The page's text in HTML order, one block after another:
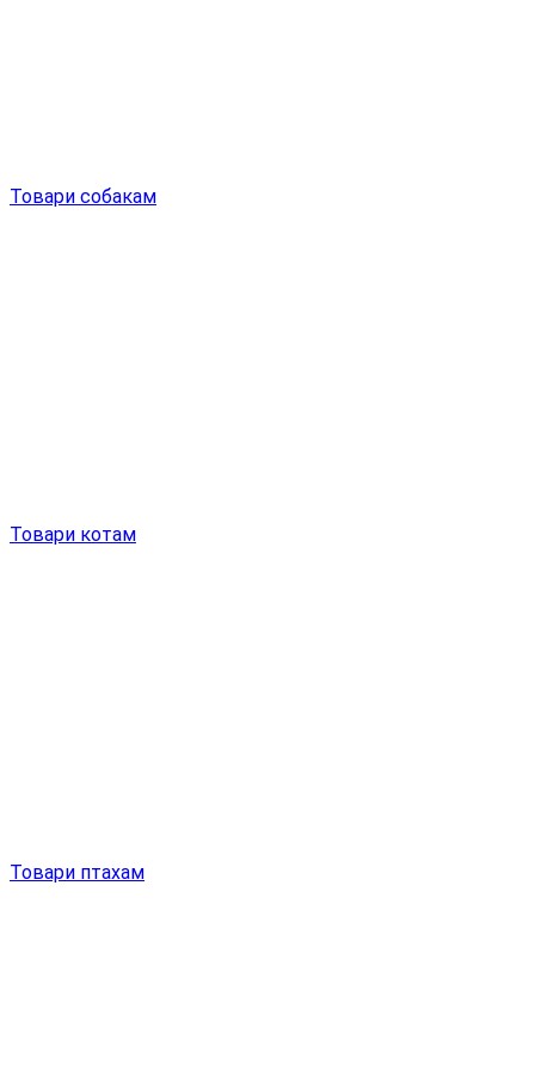
Товари собакам
Товари котам
Товари птахам